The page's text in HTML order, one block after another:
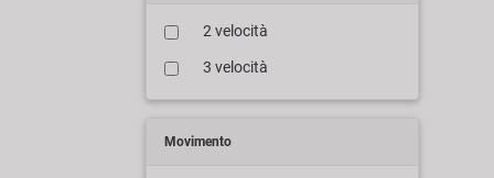
2 velocità
3 velocità
Movimento